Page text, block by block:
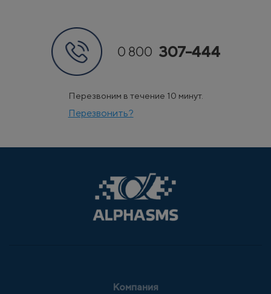
0 800 307-444
Перезвоним в течение 10 минут.
Перезвонить?
Компания